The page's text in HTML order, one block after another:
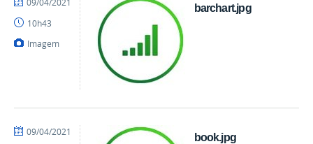
barchart.jpg
09/04/2021
10h43
Imagem
book.jpg
por
publicado
09/04/2021